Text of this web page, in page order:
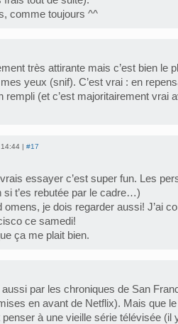
comme toujours ^^
très attirante mais c’est bien le
yeux (snif). C’est vrai : en
rempli (et c’est majoritairement vrai
| #17
essayer c’est super fun. Les
si t’es rebutée par le cadre…)
omens, je dois regarder aussi! J’ai
ce samedi!
ça me plait bien.
par les chroniques de San
en avant de Netflix). Mais que
à une vieille série télévisée (il